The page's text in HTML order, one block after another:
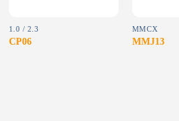
1.0 / 2.3
CP06
MMCX
MMJ13